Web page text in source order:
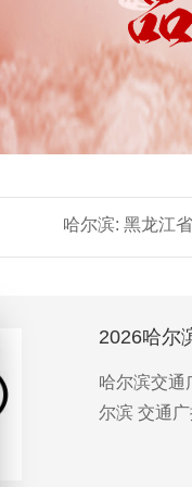
哈尔滨: 黑龙江省
2026哈尔
哈尔滨交通
尔滨 交通